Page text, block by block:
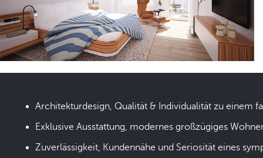
Architekturdesign, Qualität & Individualität zu einem
Exklusive Ausstattung, modernes großzügiges
Zuverlässigkeit, Kundennähe und Seriosität eines